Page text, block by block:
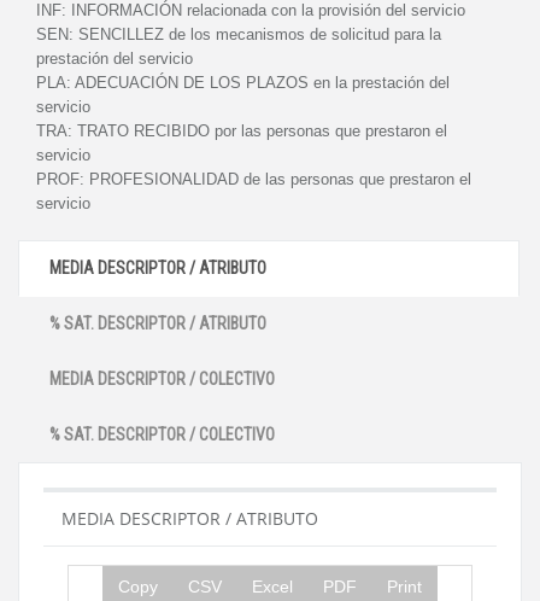
INF:
INFORMACIÓN relacionada con la provisión del servicio
SEN: SENCILLEZ de los mecanismos de solicitud para la
prestación del servicio
PLA: ADECUACIÓN DE LOS PLAZOS en la prestación del
servicio
TRA: TRATO RECIBIDO por las personas que prestaron el
servicio
PROF: PROFESIONALIDAD de las personas que prestaron el
servicio
MEDIA DESCRIPTOR / ATRIBUTO
% SAT. DESCRIPTOR / ATRIBUTO
MEDIA DESCRIPTOR / COLECTIVO
% SAT. DESCRIPTOR / COLECTIVO
MEDIA DESCRIPTOR / ATRIBUTO
Copy CSV Excel PDF Print